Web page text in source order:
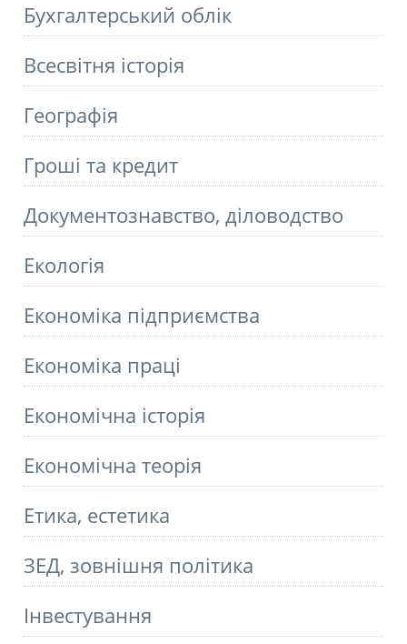
Бухгалтерський облік
Всесвітня історія
Географія
Гроші та кредит
Документознавство, діловодство
Екологія
Економіка підприємства
Економіка праці
Економічна історія
Економічна теорія
Етика, естетика
ЗЕД, зовнішня політика
Інвестування